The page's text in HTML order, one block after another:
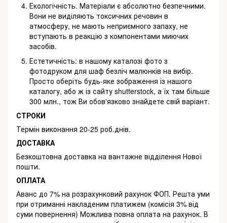
Екологічність. Матеріали є абсолютно безпечними.
Вони не виділяють токсичних речовин в
атмосферу, не мають неприємного запаху, не
вступають в реакцію з компонентами миючих
засобів.
Естетичність: в нашому каталозі фото з
фотодруком для шаф безліч малюнків на вибір.
Просто оберіть будь-яке зображення із нашого
каталогу, або ж із сайту shutterstock, а їх там більше
300 млн., тож Ви обов'язково знайдете свій варіант.
СТРОКИ
Термін виконання 20-25 роб.днів.
ДОСТАВКА
Безкоштовна доставка на вантажне відділення Нової
пошти.
ОПЛАТА
Аванс до 7% на розрахунковий рахунок ФОП. Решта уми
при отриманні накладеним платижем (комісія 3% від
суми повернення) Можлива повна оплата на рахунок. В